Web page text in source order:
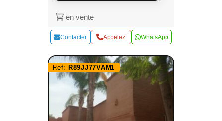
en vente
Contacter Appelez WhatsApp
Ref: R89JJ77VAM1